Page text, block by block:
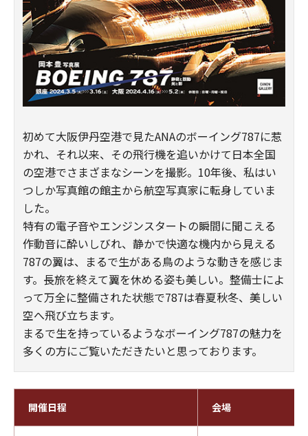
初めて大阪伊丹空港で見たANAのボーイング787に惹
かれ、それ以来、その飛行機を追いかけて日本全国
の空港でさまざまなシーンを撮影。10年後、私はい
つしか写真館の館主から航空写真家に転身していま
した。
特有の電子音やエンジンスタートの瞬間に聞こえる
作動音に酔いしびれ、静かで快適な機内から見える
787の翼は、まるで生がある鳥のような動きを感じま
す。長旅を終えて翼を休める姿も美しい。整備士によ
って万全に整備された状態で787は春夏秋冬、美しい
空へ飛び立ちます。
まるで生を持っているようなボーイング787の魅力を
多くの方にご覧いただきたいと思っております。
開催日程 会場